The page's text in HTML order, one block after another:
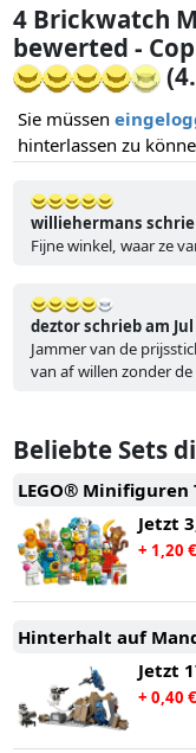
4 Brickwatch
bewerted -
Sie müssen
hinterlassen zu
williehermans
Fijne winkel, waar ze
deztor schrieb am Jul
Jammer van de
van af willen zonder
Beliebte Sets
LEGO® Minifiguren
Jetzt
+ 1,20
Hinterhalt auf
Jetzt
+ 0,40